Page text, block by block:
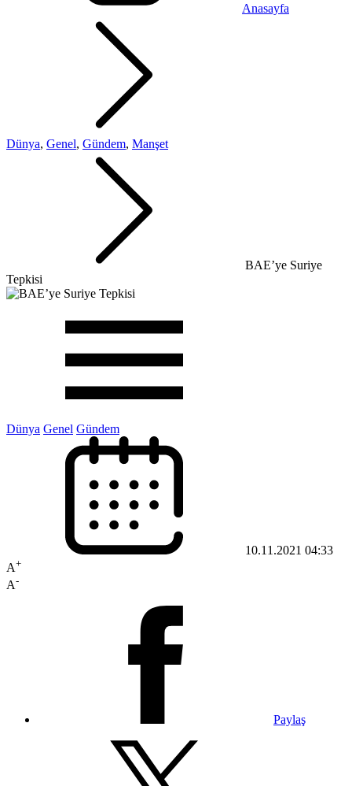
Anasayfa
Dünya, Genel, Gündem, Manşet
BAE’ye Suriye
Tepkisi
Dünya Genel Gündem
10.11.2021 04:33
A+
A-
Paylaş